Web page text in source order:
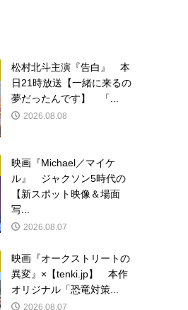
松村北斗主演『告白』 本
日21時放送【一緒に来るの
夢だったんです】 「...
2026.08.08
映画『Michael／マイケ
ル』 ジャクソン5時代の
【新スポット映像＆場面
写...
2026.08.07
映画『オークストリートの
異変』×【tenki.jp】 本作
オリジナル「恐竜対策...
2026.08.07